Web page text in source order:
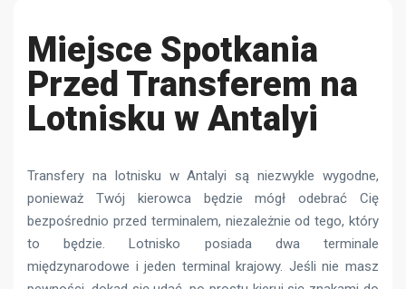
Miejsce Spotkania
Przed Transferem na
Lotnisku w Antalyi
Transfery na lotnisku w Antalyi są niezwykle wygodne,
ponieważ Twój kierowca będzie mógł odebrać Cię
bezpośrednio przed terminalem, niezależnie od tego, który
to będzie. Lotnisko posiada dwa terminale
międzynarodowe i jeden terminal krajowy. Jeśli nie masz